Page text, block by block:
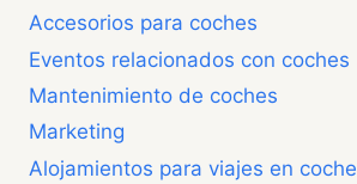
Accesorios para coches
Eventos relacionados con coches
Mantenimiento de coches
Marketing
Alojamientos para viajes en coche